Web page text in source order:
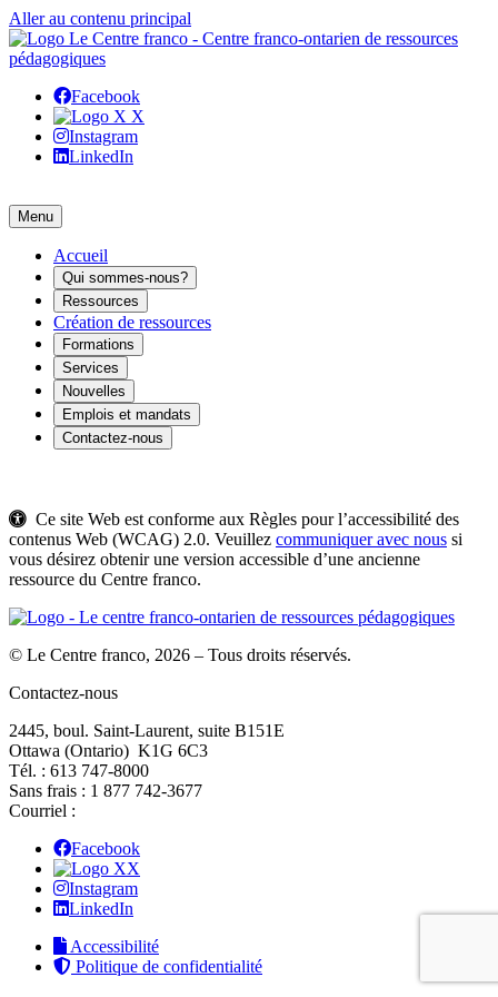
Aller au contenu principal
Facebook
X
Instagram
LinkedIn
Menu
Accueil
Qui sommes-nous?
Ressources
Création de ressources
Formations
Services
Nouvelles
Emplois et mandats
Contactez-nous
Ce site Web est conforme aux Règles pour l’accessibilité des
contenus Web (WCAG) 2.0. Veuillez communiquer avec nous si
vous désirez obtenir une version accessible d’une ancienne
ressource du Centre franco.
© Le Centre franco, 2026 – Tous droits réservés.
Contactez-nous
2445, boul. Saint-Laurent, suite B151E
Ottawa (Ontario) K1G 6C3
Tél. : 613 747‑8000
Sans frais : 1 877 742‑3677
Courriel :
Facebook
X
Instagram
LinkedIn
Accessibilité
Politique de confidentialité